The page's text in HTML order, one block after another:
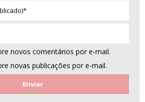
novos comentários por e-mail.
novas publicações por e-mail.